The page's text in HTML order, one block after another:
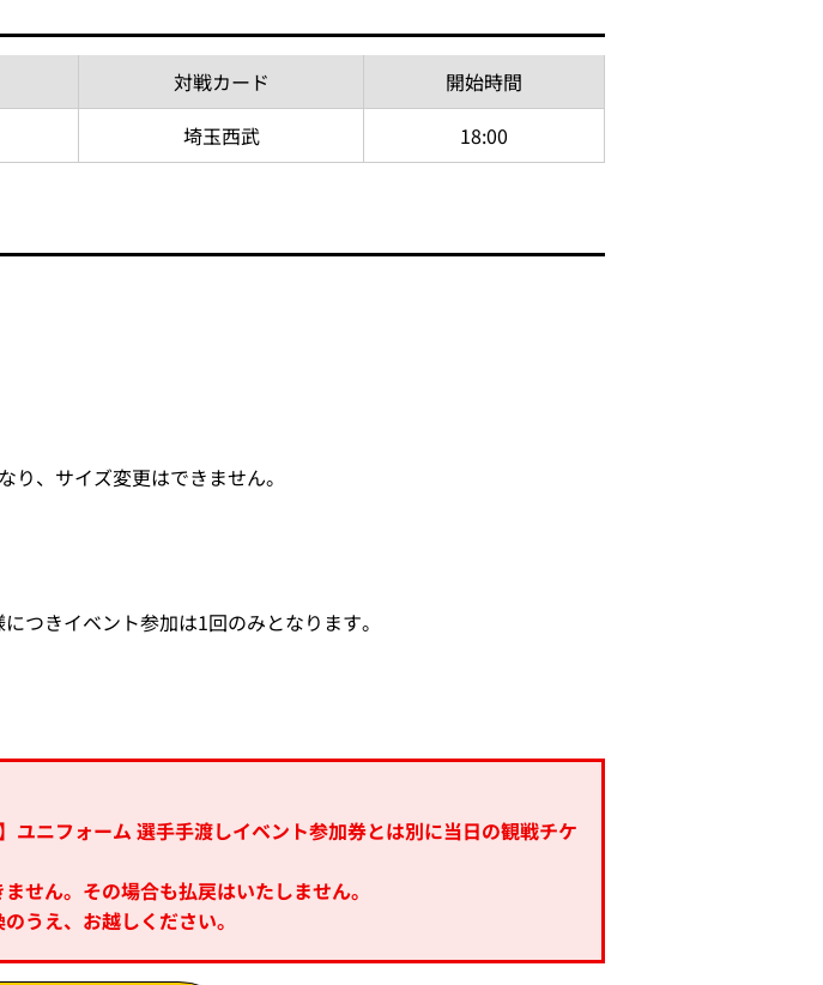
対戦カード 開始時間
埼玉西武 18:00
、サイズ変更はできません。
つきイベント参加は1回のみとなります。
ニフォーム 選手手渡しイベント参加券とは別に当日の観戦チケ
せん。その場合も払戻はいたしません。
うえ、お越しください。